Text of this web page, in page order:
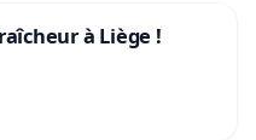
à Liège !